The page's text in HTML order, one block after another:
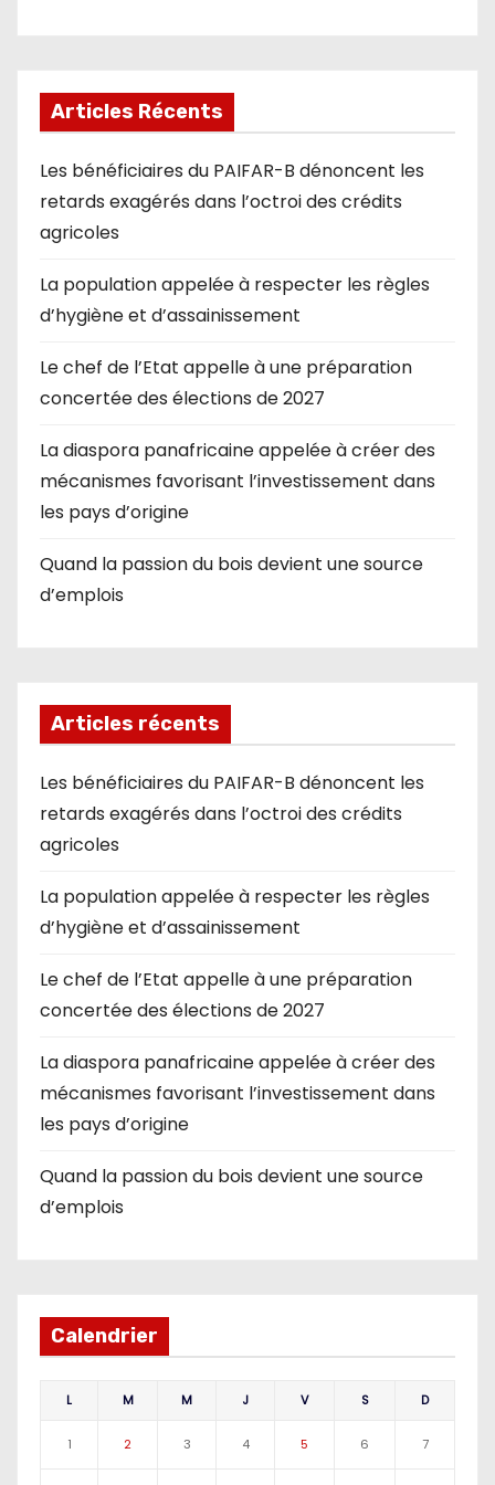
Articles Récents
Les bénéficiaires du PAIFAR-B dénoncent les
retards exagérés dans l’octroi des crédits
agricoles
La population appelée à respecter les règles
d’hygiène et d’assainissement
Le chef de l’Etat appelle à une préparation
concertée des élections de 2027
La diaspora panafricaine appelée à créer des
mécanismes favorisant l’investissement dans
les pays d’origine
Quand la passion du bois devient une source
d’emplois
Articles récents
Les bénéficiaires du PAIFAR-B dénoncent les
retards exagérés dans l’octroi des crédits
agricoles
La population appelée à respecter les règles
d’hygiène et d’assainissement
Le chef de l’Etat appelle à une préparation
concertée des élections de 2027
La diaspora panafricaine appelée à créer des
mécanismes favorisant l’investissement dans
les pays d’origine
Quand la passion du bois devient une source
d’emplois
Calendrier
L M M J V S D
1 2 3 4 5 6 7